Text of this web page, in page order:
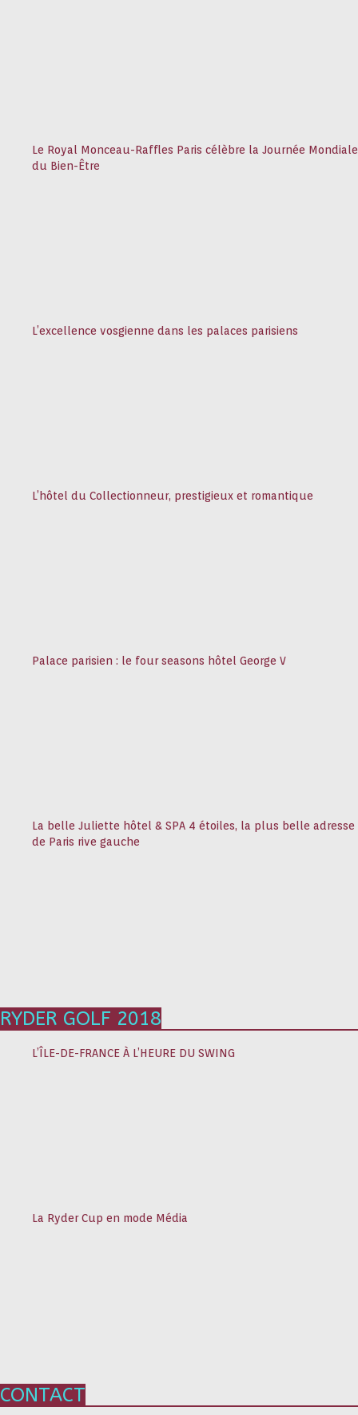
Le Royal Monceau-Raffles Paris célèbre la Journée Mondiale
du Bien-Être
L’excellence vosgienne dans les palaces parisiens
L’hôtel du Collectionneur, prestigieux et romantique
Palace parisien : le four seasons hôtel George V
La belle Juliette hôtel & SPA 4 étoiles, la plus belle adresse
de Paris rive gauche
RYDER GOLF 2018
L’ÎLE-DE-FRANCE À L’HEURE DU SWING
La Ryder Cup en mode Média
CONTACT